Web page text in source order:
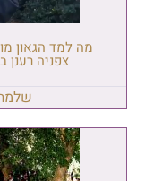
מה למד הגאון
צפניה